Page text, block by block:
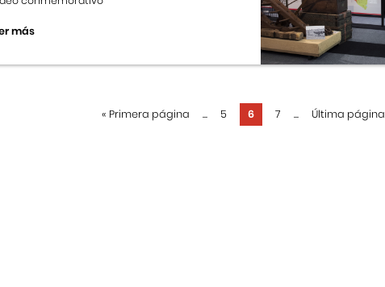
más
« Primera página ... 5 6 7 ... Última página